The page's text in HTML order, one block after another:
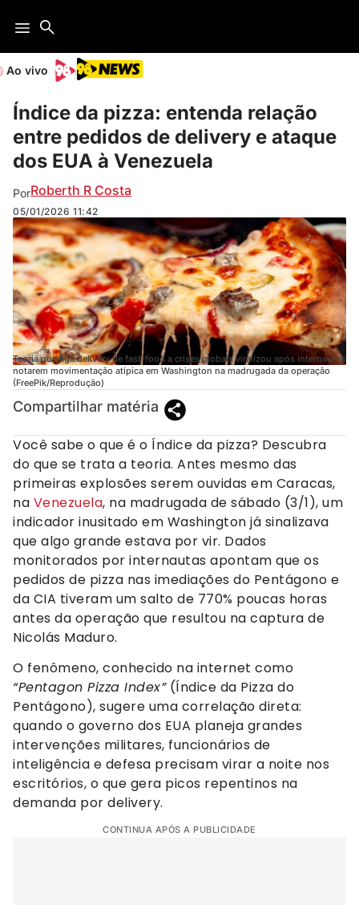
Ao vivo
Índice da pizza: entenda relação
entre pedidos de delivery e ataque
dos EUA à Venezuela
PorRoberth R Costa
05/01/2026 11:42
Teoria que liga delivery de fast-food a crises globais viralizou após internautas
notarem movimentação atípica em Washington na madrugada da operação
(FreePik/Reprodução)
Compartilhar matéria
Você sabe o que é o Índice da pizza? Descubra
do que se trata a teoria. Antes mesmo das
primeiras explosões serem ouvidas em Caracas,
na Venezuela, na madrugada de sábado (3/1), um
indicador inusitado em Washington já sinalizava
que algo grande estava por vir. Dados
monitorados por internautas apontam que os
pedidos de pizza nas imediações do Pentágono e
da CIA tiveram um salto de 770% poucas horas
antes da operação que resultou na captura de
Nicolás Maduro.
O fenômeno, conhecido na internet como
“Pentagon Pizza Index”(Índice da Pizza do
Pentágono), sugere uma correlação direta:
quando o governo dos EUA planeja grandes
intervenções militares, funcionários de
inteligência e defesa precisam virar a noite nos
escritórios, o que gera picos repentinos na
demanda por delivery.
CONTINUA APÓS A PUBLICIDADE